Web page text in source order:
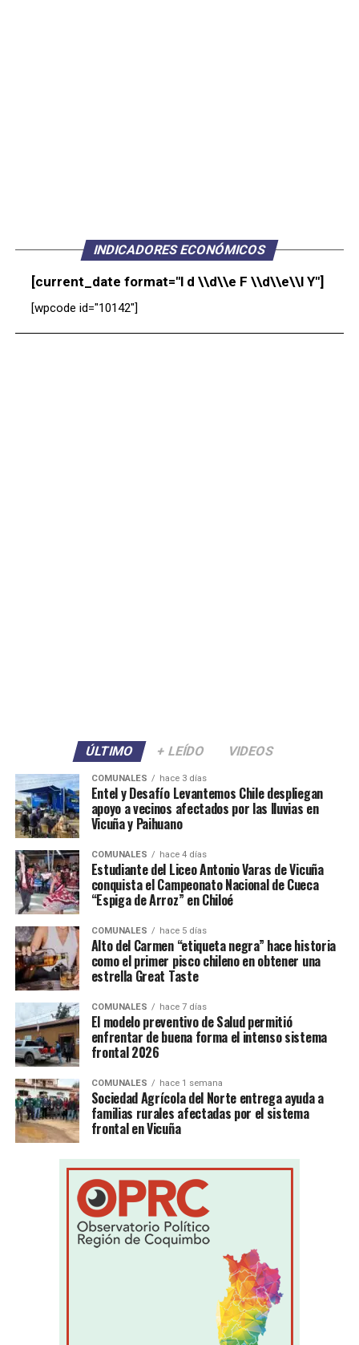
INDICADORES ECONÓMICOS
[current_date format="l d \\d\\e F \\d\\e\\l Y"]
[wpcode id="10142"]
ÚLTIMO + LEÍDO VIDEOS
COMUNALES hace 3 días
Entel y Desafío Levantemos Chile despliegan
apoyo a vecinos afectados por las lluvias en
Vicuña y Paihuano
COMUNALES hace 4 días
Estudiante del Liceo Antonio Varas de Vicuña
conquista el Campeonato Nacional de Cueca
“Espiga de Arroz” en Chiloé
COMUNALES hace 5 días
Alto del Carmen “etiqueta negra” hace historia
como el primer pisco chileno en obtener una
estrella Great Taste
COMUNALES hace 7 días
El modelo preventivo de Salud permitió
enfrentar de buena forma el intenso sistema
frontal 2026
COMUNALES hace 1 semana
Sociedad Agrícola del Norte entrega ayuda a
familias rurales afectadas por el sistema
frontal en Vicuña